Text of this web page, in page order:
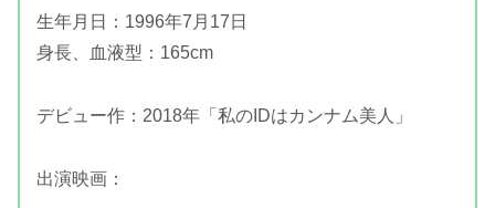
生年月日：1996年7月17日
身長、血液型：165cm
デビュー作：2018年「私のIDはカンナム美人」
出演映画：